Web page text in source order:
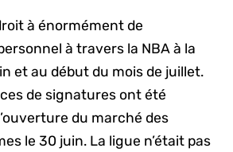
à énormément de
à travers la NBA à la
et au début du mois de juillet.
de signatures ont été
du marché des
le 30 juin. La ligue n’était pas